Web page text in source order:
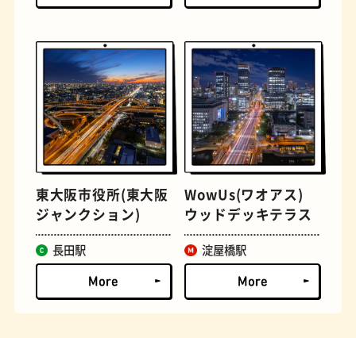
とうふ 床
東大阪市役所(東大阪
ジャンクション)
長田駅
WowUs(ワオアス)
ウッドデッキテラス
淀屋橋駅